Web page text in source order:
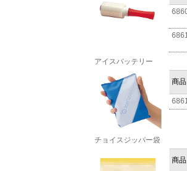
アイスバッテリー
商
チョイスジッパー袋
商